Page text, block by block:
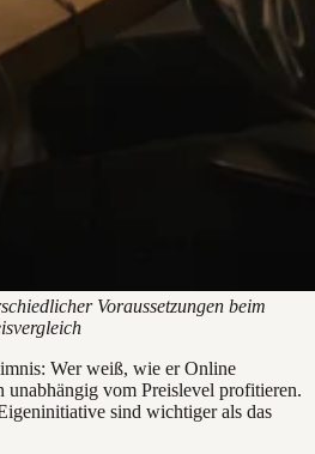
Voraussetzungen beim
Wer weiß, wie er Online
vom Preislevel profitieren.
sind wichtiger als das